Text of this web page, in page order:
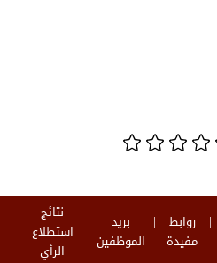
روابط
مفيدة
بريد
الموظفين
نتائج
استطلاع
الرأي